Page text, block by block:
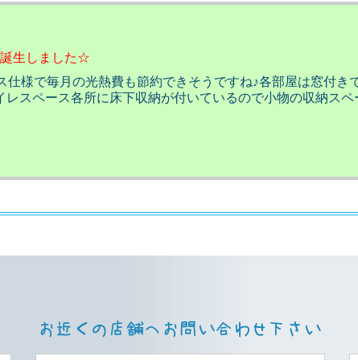
生しました☆
様で毎月の光熱費も節約できそうですね♪各部屋は窓付き
スペース各所に床下収納が付いているので小物の収納ス